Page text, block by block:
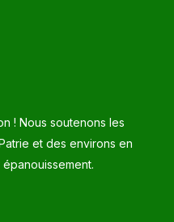
! Nous soutenons les
et des environs en